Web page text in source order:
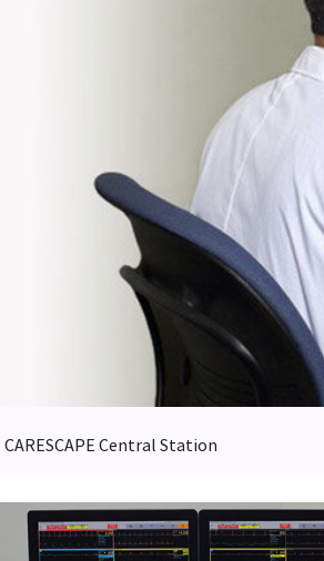
CARESCAPE Central Station